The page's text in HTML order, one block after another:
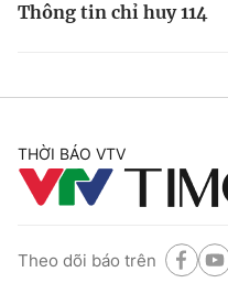
Thông tin chỉ huy 114
THỜI BÁO VTV
Theo dõi báo trên